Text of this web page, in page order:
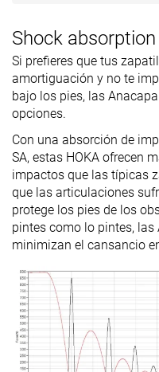
Anchuras
disponibles
Estándar
Ancho
Tecnología
Gore-Tex
Tirador del
talón
Tirador
Removable
insole
✓
Clasificación #12 Top 31%
Shock absorption
Si prefieres que tus
amortiguación y no te
bajo los pies, las
opciones.
Con una absorción de
SA, estas HOKA ofrecen
impactos que las típicas
que las articulaciones
protege los pies de los
pintes como lo pintes,
minimizan el cansancio